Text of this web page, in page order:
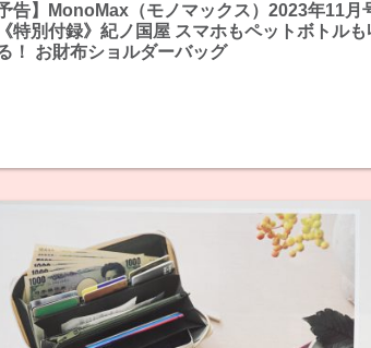
予告】MonoMax（モノマックス）2023年11月
特別付録》紀ノ国屋 スマホもペットボトルも
！ お財布ショルダーバッグ